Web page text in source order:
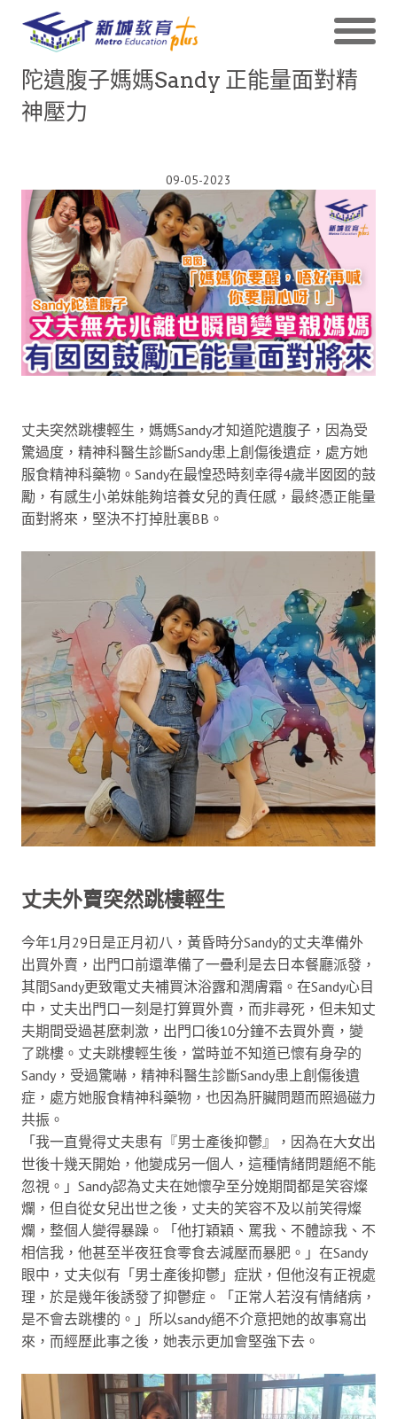
陀遺腹子媽媽Sandy 正能量面對精
神壓力
09-05-2023
丈夫突然跳樓輕生，媽媽Sandy才知道陀遺腹子，因為受
驚過度，精神科醫生診斷Sandy患上創傷後遺症，處方她
服食精神科藥物。Sandy在最惶恐時刻幸得4歲半囡囡的鼓
勵，有感生小弟妹能夠培養女兒的責任感，最終憑正能量
面對將來，堅決不打掉肚裏BB。
丈夫外賣突然跳樓輕生
今年1月29日是正月初八，黃昏時分Sandy的丈夫準備外
出買外賣，出門口前還準備了一疊利是去日本餐廳派發，
其間Sandy更致電丈夫補買沐浴露和潤膚霜。在Sandy心目
中，丈夫出門口一刻是打算買外賣，而非尋死，但未知丈
夫期間受過甚麼刺激，出門口後10分鐘不去買外賣，變
了跳樓。丈夫跳樓輕生後，當時並不知道已懷有身孕的
Sandy，受過驚嚇，精神科醫生診斷Sandy患上創傷後遺
症，處方她服食精神科藥物，也因為肝臟問題而照過磁力
共振。
「我一直覺得丈夫患有『男士產後抑鬱』，因為在大女出
世後十幾天開始，他變成另一個人，這種情緒問題絕不能
忽視。」Sandy認為丈夫在她懷孕至分娩期間都是笑容燦
爛，但自從女兒出世之後，丈夫的笑容不及以前笑得燦
爛，整個人變得暴躁。「他打穎穎、罵我、不體諒我、不
相信我，他甚至半夜狂食零食去減壓而暴肥。」在Sandy
眼中，丈夫似有「男士產後抑鬱」症狀，但他沒有正視處
理，於是幾年後誘發了抑鬱症。「正常人若沒有情緒病，
是不會去跳樓的。」所以sandy絕不介意把她的故事寫出
來，而經歷此事之後，她表示更加會堅強下去。